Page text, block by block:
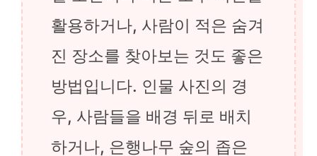
활용하거나, 사람이 적은 숨겨
진 장소를 찾아보는 것도 좋은
방법입니다. 인물 사진의 경
우, 사람들을 배경 뒤로 배치
하거나, 은행나무 숲의 좁은